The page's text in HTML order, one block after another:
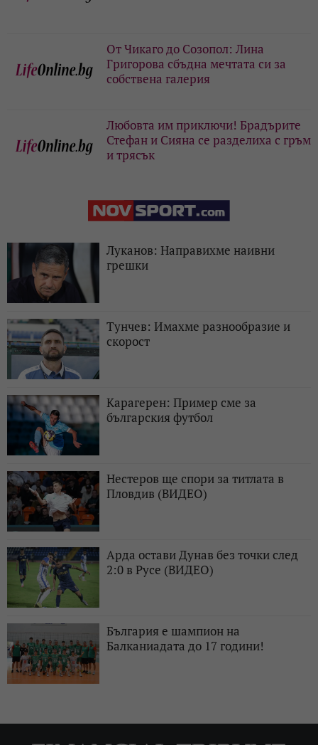
От Чикаго до Созопол: Лина
Григорова сбъдна мечтата си за
собствена галерия
Любовта им приключи! Брадърите
Стефан и Сияна се разделиха с гръм
и трясък
Луканов: Направихме наивни
грешки
Тунчев: Имахме разнообразие и
скорост
Карагерен: Пример сме за
българския футбол
Нестеров ще спори за титлата в
Пловдив (ВИДЕО)
Арда остави Дунав без точки след
2:0 в Русе (ВИДЕО)
България е шампион на
Балканиадата до 17 години!